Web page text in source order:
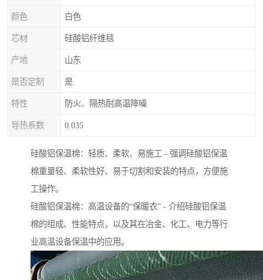
颜色 白色
芯材 硅酸铝纤维毯
产地 山东
是否定制 是
特性 防火、隔热耐高温降噪
导热系数 0.035
硅酸铝保温棉：轻质、柔软、易施工 - 强调硅酸铝保温
棉重量轻、柔软性好、易于切割和安装的特点，方便施
工操作。
硅酸铝保温棉：高温设备的“保暖衣” - 介绍硅酸铝保温
棉的组成、性能特点，以及其在冶金、化工、电力等行
业高温设备保温中的应用。